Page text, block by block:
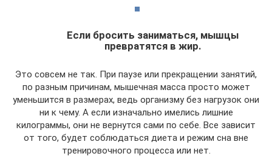
Если бросить заниматься, мышцы
превратятся в жир.
Это совсем не так. При паузе или прекращении занятий,
по разным причинам, мышечная масса просто может
уменьшится в размерах, ведь организму без нагрузок они
ни к чему. А если изначально имелись лишние
килограммы, они не вернутся сами по себе. Все зависит
от того, будет соблюдаться диета и режим сна вне
тренировочного процесса или нет.